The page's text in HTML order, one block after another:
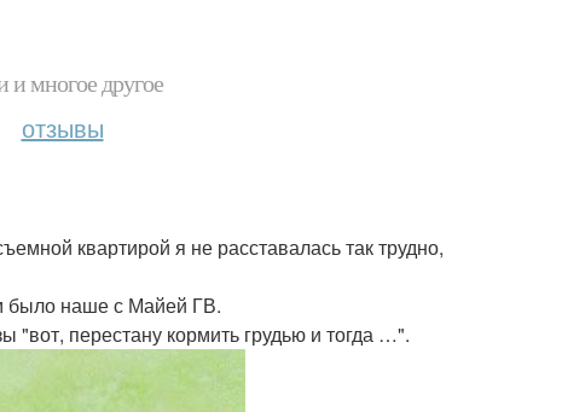
и многое другое
отзывы
квартирой я не расставалась так трудно,
было наше с Майей ГВ.
перестану кормить грудью и тогда …".